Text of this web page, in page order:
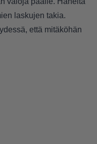
laskujen takia.
että mitäköhän